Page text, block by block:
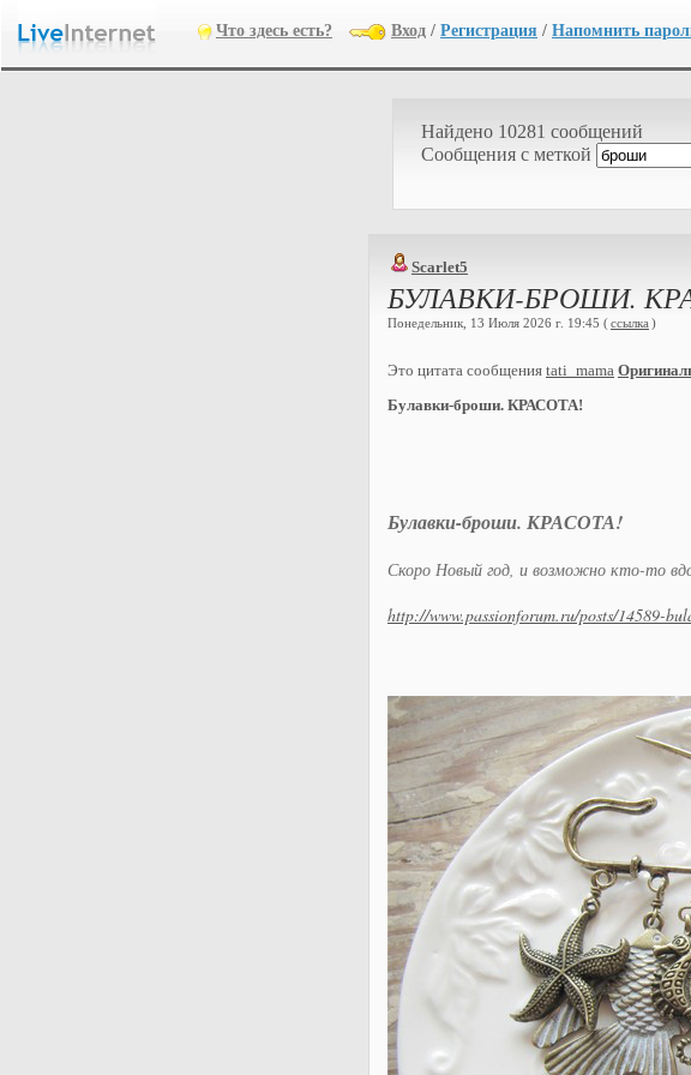
Что здесь есть? Вход / Регистрация / Напомнить
Найдено 10281 сообщений
Cообщения с меткой
Scarlet5
БУЛАВКИ-БРОШИ.
Понедельник, 13 Июля 2026 г. 19:45 (ссылка )
Это цитата сообщения tati_mama
Булавки-броши. КРАСОТА!
Булавки-броши. КРАСОТА!
Скоро Новый год, и возможно кто-то
http://www.passionforum.ru/posts/14589-